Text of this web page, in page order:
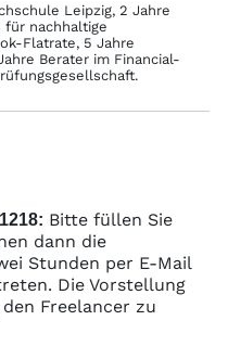
Leipzig, 2 Jahre
für nachhaltige
Flatrate, 5 Jahre
Berater im Financial-
Bitte füllen Sie
dann die
Stunden per E-Mail
Die Vorstellung
Freelancer zu